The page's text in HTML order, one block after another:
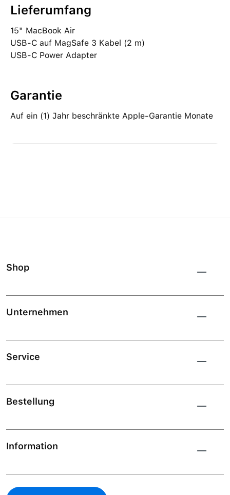
Lieferumfang
15" MacBook Air
USB‑C auf MagSafe 3 Kabel (2 m)
USB‑C Power Adapter
Garantie
Auf ein (1) Jahr beschränkte Apple-Garantie Monate
Shop
Unternehmen
Service
Bestellung
Information